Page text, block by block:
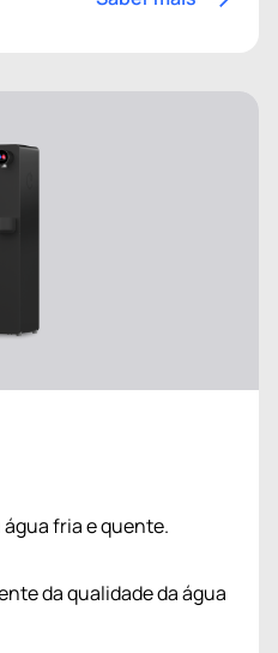
fria e quente.
da qualidade da água